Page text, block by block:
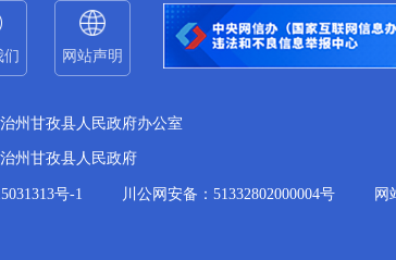
们 网站声明
州甘孜县人民政府办公室
州甘孜县人民政府
号-1 川公网安备：51332802000004号 网